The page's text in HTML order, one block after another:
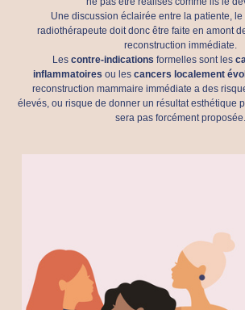
Une discussion éclairée entre la patiente,
radiothérapeute doit donc être faite en amont
reconstruction immédiate.
Les contre-indications formelles sont les
inflammatoires ou les cancers localement
reconstruction mammaire immédiate a des
élevés, ou risque de donner un résultat esthétique
sera pas forcément proposée.